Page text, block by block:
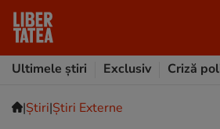
Ultimele știri
Exclusiv Criză
|Ştiri|Știri Externe